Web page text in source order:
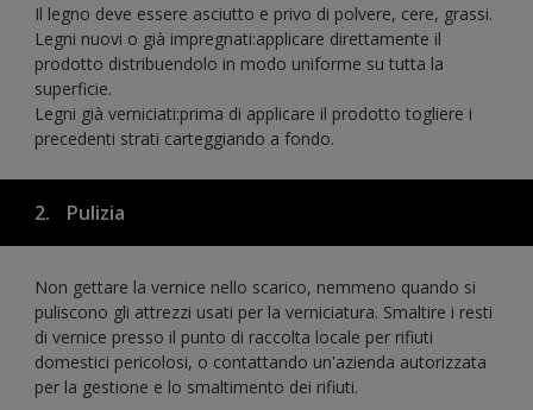
Il legno deve essere asciutto e privo di polvere, cere, grassi.
Legni nuovi o già impregnati:applicare direttamente il
prodotto distribuendolo in modo uniforme su tutta la
superficie.
Legni già verniciati:prima di applicare il prodotto togliere i
precedenti strati carteggiando a fondo.
2. Pulizia
Non gettare la vernice nello scarico, nemmeno quando si
puliscono gli attrezzi usati per la verniciatura. Smaltire i resti
di vernice presso il punto di raccolta locale per rifiuti
domestici pericolosi, o contattando un'azienda autorizzata
per la gestione e lo smaltimento dei rifiuti.